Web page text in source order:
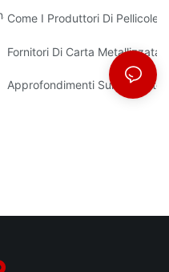
Dorsale Degli Imballaggi
Come I Produttori Di Pellicole
Dai Principali
Fornitori Di Carta
Di Film BOPP È Importante
Approfondimenti Sui